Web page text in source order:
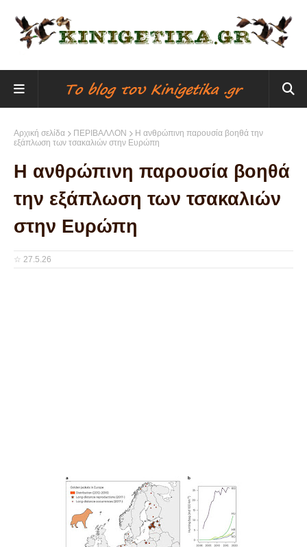
Αρχική σελίδα ΠΕΡΙΒΑΛΛΟΝ
Η ανθρώπινη παρουσία βοηθά την
εξάπλωση των τσακαλιών στην Ευρώπη
Η ανθρώπινη παρουσία βοηθά
την εξάπλωση των τσακαλιών
στην Ευρώπη
☆ 27.5.26